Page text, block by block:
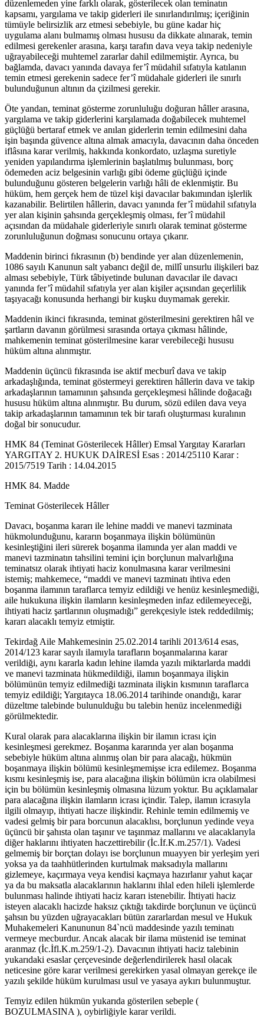
düzenlemeden yine farklı olarak, gösterilecek olan teminatın
kapsamı, yargılama ve takip giderleri ile sınırlandırılmış; içeriğinin
tümüyle belirsizlik arz etmesi sebebiyle, bu güne kadar hiç
uygulama alanı bulmamış olması hususu da dikkate alınarak, temin
edilmesi gerekenler arasına, karşı tarafın dava veya takip nedeniyle
uğrayabileceği muhtemel zararlar dahil edilmemiştir. Ayrıca, bu
bağlamda, davacı yanında davaya fer’î müdahil sıfatıyla katılanın
temin etmesi gerekenin sadece fer’î müdahale giderleri ile sınırlı
bulunduğunun altının da çizilmesi gerekir.
Öte yandan, teminat gösterme zorunluluğu doğuran hâller arasına,
yargılama ve takip giderlerini karşılamada doğabilecek muhtemel
güçlüğü bertaraf etmek ve anılan giderlerin temin edilmesini daha
işin başında güvence altına almak amacıyla, davacının daha önceden
iflâsına karar verilmiş, hakkında konkordato, uzlaşma suretiyle
yeniden yapılandırma işlemlerinin başlatılmış bulunması, borç
ödemeden aciz belgesinin varlığı gibi ödeme güçlüğü içinde
bulunduğunu gösteren belgelerin varlığı hâli de eklenmiştir. Bu
hüküm, hem gerçek hem de tüzel kişi davacılar bakımından işlerlik
kazanabilir. Belirtilen hâllerin, davacı yanında fer’î müdahil sıfatıyla
yer alan kişinin şahsında gerçekleşmiş olması, fer’î müdahil
açısından da müdahale giderleriyle sınırlı olarak teminat gösterme
zorunluluğunun doğması sonucunu ortaya çıkarır.
Maddenin birinci fıkrasının (b) bendinde yer alan düzenlemenin,
1086 sayılı Kanunun salt yabancı değil de, millî unsurlu ilişkileri baz
alması sebebiyle, Türk tâbiyetinde bulunan davacılar ile davacı
yanında fer’î müdahil sıfatıyla yer alan kişiler açısından geçerlilik
taşıyacağı konusunda herhangi bir kuşku duymamak gerekir.
Maddenin ikinci fıkrasında, teminat gösterilmesini gerektiren hâl ve
şartların davanın görülmesi sırasında ortaya çıkması hâlinde,
mahkemenin teminat gösterilmesine karar verebileceği hususu
hüküm altına alınmıştır.
Maddenin üçüncü fıkrasında ise aktif mecburî dava ve takip
arkadaşlığında, teminat göstermeyi gerektiren hâllerin dava ve takip
arkadaşlarının tamamının şahsında gerçekleşmesi hâlinde doğacağı
hususu hüküm altına alınmıştır. Bu durum, sözü edilen dava veya
takip arkadaşlarının tamamının tek bir tarafı oluşturması kuralının
doğal bir sonucudur.
HMK 84 (Teminat Gösterilecek Hâller) Emsal Yargıtay Kararları
YARGITAY 2. HUKUK DAİRESİ Esas : 2014/25110 Karar :
2015/7519 Tarih : 14.04.2015
HMK 84. Madde
Teminat Gösterilecek Hâller
Davacı, boşanma kararı ile lehine maddi ve manevi tazminata
hükmolunduğunu, kararın boşanmaya ilişkin bölümünün
kesinleştiğini ileri sürerek boşanma ilamında yer alan maddi ve
manevi tazminatın tahsilini temini için borçlunun malvarlığına
teminatsız olarak ihtiyati haciz konulmasına karar verilmesini
istemiş; mahkemece, “maddi ve manevi tazminatı ihtiva eden
boşanma ilamının taraflarca temyiz edildiği ve henüz kesinleşmediği,
aile hukukuna ilişkin ilamların kesinleşmeden infaz edilemeyeceği,
ihtiyati haciz şartlarının oluşmadığı” gerekçesiyle istek reddedilmiş;
kararı alacaklı temyiz etmiştir.
Tekirdağ Aile Mahkemesinin 25.02.2014 tarihli 2013/614 esas,
2014/123 karar sayılı ilamıyla tarafların boşanmalarına karar
verildiği, aynı kararla kadın lehine ilamda yazılı miktarlarda maddi
ve manevi tazminata hükmedildiği, ilamın boşanmaya ilişkin
bölümünün temyiz edilmediği tazminata ilişkin kısmının taraflarca
temyiz edildiği; Yargıtayca 18.06.2014 tarihinde onandığı, karar
düzeltme talebinde bulunulduğu bu talebin henüz incelenmediği
görülmektedir.
Kural olarak para alacaklarına ilişkin bir ilamın icrası için
kesinleşmesi gerekmez. Boşanma kararında yer alan boşanma
sebebiyle hüküm altına alınmış olan bir para alacağı, hükmün
boşanmaya ilişkin bölümü kesinleşmemişse icra edilemez. Boşanma
kısmı kesinleşmiş ise, para alacağına ilişkin bölümün icra olabilmesi
için bu bölümün kesinleşmiş olmasına lüzum yoktur. Bu açıklamalar
para alacağına ilişkin ilamların icrası içindir. Talep, ilamın icrasıyla
ilgili olmayıp, ihtiyati hacze ilişkindir. Rehinle temin edilmemiş ve
vadesi gelmiş bir para borcunun alacaklısı, borçlunun yedinde veya
üçüncü bir şahısta olan taşınır ve taşınmaz mallarını ve alacaklarıyla
diğer haklarını ihtiyaten haczettirebilir (İc.İf.K.m.257/1). Vadesi
gelmemiş bir borçtan dolayı ise borçlunun muayyen bir yerleşim yeri
yoksa ya da taahhütlerinden kurtulmak maksadıyla mallarını
gizlemeye, kaçırmaya veya kendisi kaçmaya hazırlanır yahut kaçar
ya da bu maksatla alacaklarının haklarını ihlal eden hileli işlemlerde
bulunması halinde ihtiyati haciz kararı istenebilir. İhtiyati haciz
isteyen alacaklı hacizde haksız çıktığı takdirde borçlunun ve üçüncü
şahsın bu yüzden uğrayacakları bütün zararlardan mesul ve Hukuk
Muhakemeleri Kanununun 84`ncü maddesinde yazılı teminatı
vermeye mecburdur. Ancak alacak bir ilama müstenid ise teminat
aranmaz (İc.İfl.K.m.259/1-2). Davacının ihtiyati haciz talebinin
yukarıdaki esaslar çerçevesinde değerlendirilerek hasıl olacak
neticesine göre karar verilmesi gerekirken yasal olmayan gerekçe ile
yazılı şekilde hüküm kurulması usul ve yasaya aykırı bulunmuştur.
Temyiz edilen hükmün yukarıda gösterilen sebeple (
BOZULMASINA ), oybirliğiyle karar verildi.